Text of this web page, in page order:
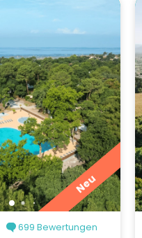
Neu
699 Bewertungen